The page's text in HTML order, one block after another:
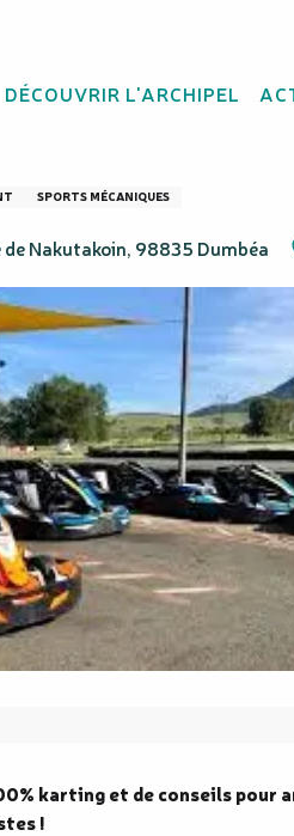
DÉCOUVRIR L'ARCHIPEL
en
SPORTS MÉCANIQUES
Nakutakoin, 98835 Dumbéa
karting et de conseils
!